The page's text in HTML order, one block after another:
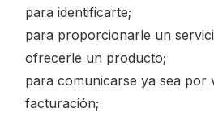
para identificarte;
para proporcionarle un
ofrecerle un producto;
para comunicarse ya sea por
facturación;